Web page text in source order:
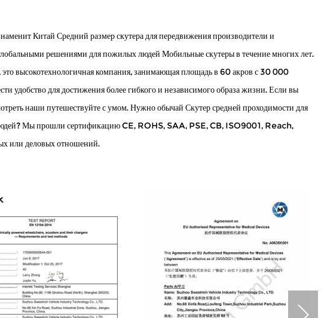
Китай Средний размер скутера для передвижения производители и
решениями для пожилых людей Мобильные скутеры в течение многих лет.
высокотехнологичная компания, занимающая площадь в 60 акров с 30 000
удобство для достижения более гибкого и независимого образа жизни. Если вы
наши путешествуйте с умом. Нужнообычай Скутер средней проходимости для
? Мы прошли сертификацию CE, ROHS, SAA, PSE, CB, ISO9001, Reach,
или деловых отношений.